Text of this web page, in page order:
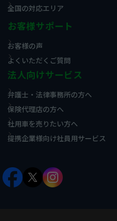
全国の対応エリア
お客様サポート
お客様の声
よくいただくご質問
法人向けサービス
弁護士・法律事務所の方へ
保険代理店の方へ
社用車を売りたい方へ
提携企業様向け社員用サービス